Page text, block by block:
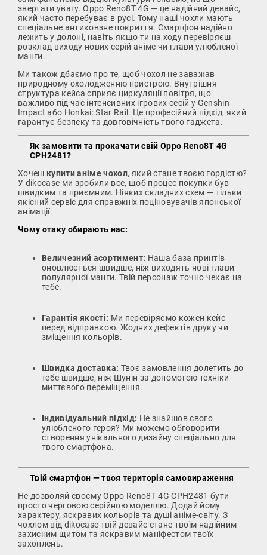
звертати увагу. Oppo Reno8T 4G — це надійний девайс,
який часто перебуває в русі. Тому наші чохли мають
спеціальне антиковзне покриття. Смартфон надійно
лежить у долоні, навіть якщо ти на ходу перевіряєш
розклад виходу нових серій аніме чи глави улюбленої
манги.
Ми також дбаємо про те, щоб чохол не заважав
природному охолодженню пристрою. Внутрішня
структура кейса сприяє циркуляції повітря, що
важливо під час інтенсивних ігрових сесій у Genshin
Impact або Honkai: Star Rail. Це професійний підхід, який
гарантує безпеку та довговічність твого гаджета.
Як замовити та прокачати свій Oppo Reno8T 4G
CPH2481?
Хочеш купити аніме чохол, який стане твоєю гордістю?
У dikocase ми зробили все, щоб процес покупки був
швидким та приємним. Ніяких складних схем — тільки
якісний сервіс для справжніх поціновувачів японської
анімації.
Чому отаку обирають нас:
Величезний асортимент: Наша база принтів
оновлюється швидше, ніж виходять нові глави
популярної манги. Твій персонаж точно чекає на
тебе.
Гарантія якості: Ми перевіряємо кожен кейс
перед відправкою. Жодних дефектів друку чи
зміщення кольорів.
Швидка доставка: Твоє замовлення долетить до
тебе швидше, ніж Шунін за допомогою техніки
миттєвого переміщення.
Індивідуальний підхід: Не знайшов свого
улюбленого героя? Ми можемо обговорити
створення унікального дизайну спеціально для
твого смартфона.
Твій смартфон — твоя територія самовираження
Не дозволяй своєму Oppo Reno8T 4G CPH2481 бути
просто черговою серійною моделлю. Додай йому
характеру, яскравих кольорів та душі аніме-світу. З
чохлом від dikocase твій девайс стане твоїм надійним
захисним щитом та яскравим маніфестом твоїх
захоплень.